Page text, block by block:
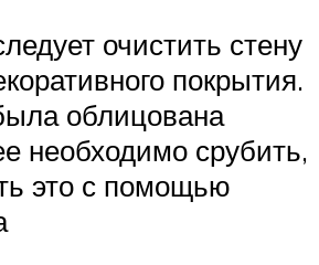
очистить стену
покрытия.
облицована
необходимо срубить,
это с помощью